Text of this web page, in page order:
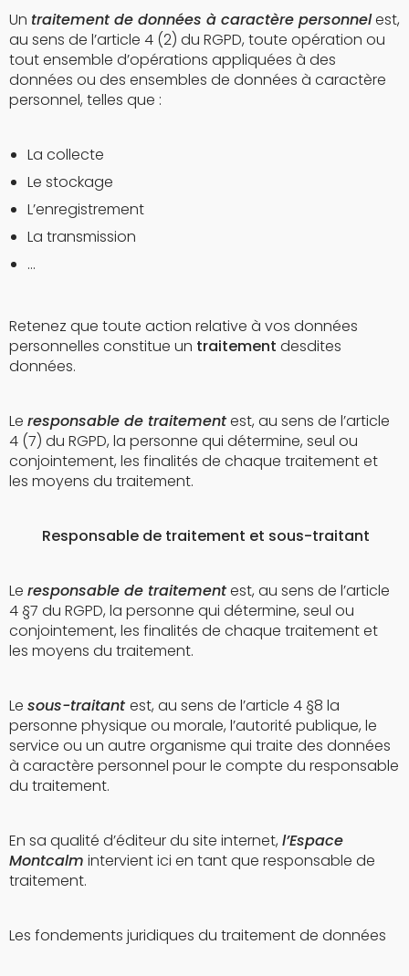
Un traitement de données à caractère personnelest,
au sens de l’article 4 (2) du RGPD, toute opération ou
tout ensemble d’opérations appliquées à des
données ou des ensembles de données à caractère
personnel, telles que :
La collecte
Le stockage
L’enregistrement
La transmission
…
Retenez que toute action relative à vos données
personnelles constitue un traitement desdites
données.
Le responsable de traitementest, au sens de l’article
4 (7) du RGPD, la personne qui détermine, seul ou
conjointement, les finalités de chaque traitement et
les moyens du traitement.
Responsable de traitement et sous-traitant
Le responsable de traitementest, au sens de l’article
4 §7 du RGPD, la personne qui détermine, seul ou
conjointement, les finalités de chaque traitement et
les moyens du traitement.
Le sous-traitant est, au sens de l’article 4 §8 la
personne physique ou morale, l’autorité publique, le
service ou un autre organisme qui traite des données
à caractère personnel pour le compte du responsable
du traitement.
En sa qualité d’éditeur du site internet, l’Espace
Montcalm intervient ici en tant que responsable de
traitement.
Les fondements juridiques du traitement de données